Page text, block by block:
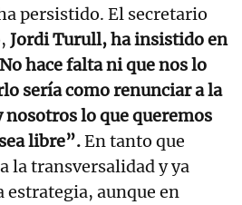
persistido. El secretario
Jordi Turull, ha insistido en
hace falta ni que nos lo
sería como renunciar a la
lo que queremos
libre”.En tanto que
la transversalidad y ya
estrategia, aunque en